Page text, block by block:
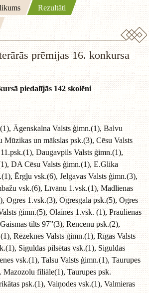
Rezultāti
prēmijas 16. konkursa
piedalījās 142 skolēni
Āgenskalna Valsts ģimn.(1), Balvu
Mūzikas un mākslas psk.(3), Cēsu Valsts
Daugavpils Valsts ģimn.(1),
DA Cēsu Valsts ģimn.(1), E.Glika
Ērgļu vsk.(6), Jelgavas Valsts ģimn.(3),
vsk.(6), Līvānu 1.vsk.(1), Madlienas
Ogres 1.vsk.(3), Ogresgala psk.(5), Ogres
ģimn.(5), Olaines 1.vsk. (1), Praulienas
tilts 97”(3), Rencēnu psk.(2),
Rēzeknes Valsts ģimn.(1), Rīgas Valsts
Siguldas pilsētas vsk.(1), Siguldas
vsk.(1), Talsu Valsts ģimn.(1), Taurupes
Mazozolu filiāle(1), Taurupes psk.
psk.(1), Vaiņodes vsk.(1), Valmieras